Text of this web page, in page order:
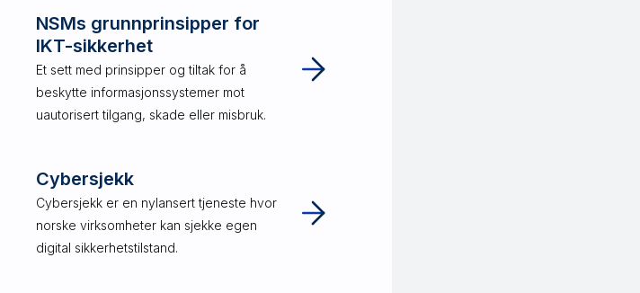
NSMs grunnprinsipper for
IKT-sikkerhet
Et sett med prinsipper og tiltak for å
beskytte informasjonssystemer mot
uautorisert tilgang, skade eller misbruk.
Cybersjekk
Cybersjekk er en nylansert tjeneste hvor
norske virksomheter kan sjekke egen
digital sikkerhetstilstand.